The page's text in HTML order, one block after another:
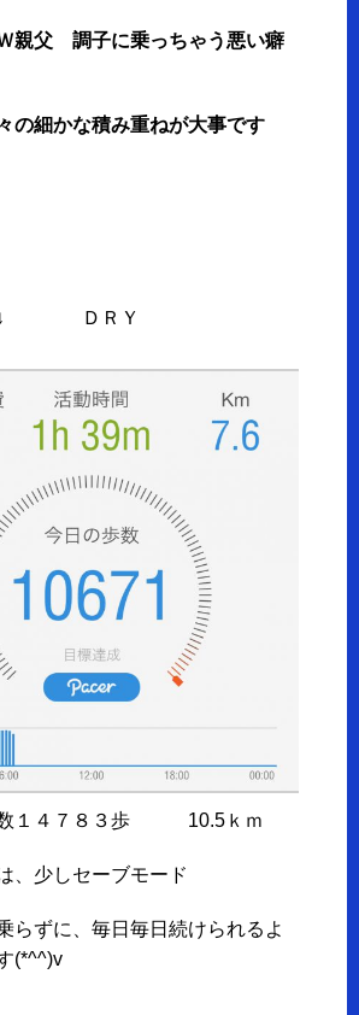
親父 調子に乗っちゃう悪い癖
の細かな積み重ねが大事です
↓ ＤＲＹ
数１４７８３歩 10.5ｋｍ
、少しセーブモード
らずに、毎日毎日続けられるよ
(*^^)v